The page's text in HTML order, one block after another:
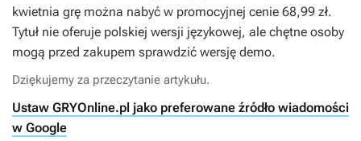
kwietnia grę można nabyć w promocyjnej cenie 68,99 zł.
Tytuł nie oferuje polskiej wersji językowej, ale chętne osoby
mogą przed zakupem sprawdzić wersję demo.
Dziękujemy za przeczytanie artykułu.
Ustaw GRYOnline.pl jako preferowane źródło wiadomości
w Google